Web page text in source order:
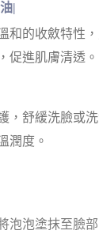
|
和的收斂特性
促進肌膚清透。
，舒緩洗臉或
潤度。
泡泡塗抹至臉